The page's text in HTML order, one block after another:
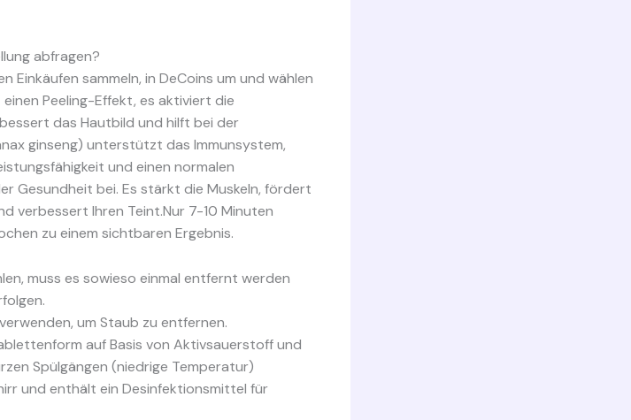
abfragen?
Einkäufen sammeln, in DeCoins um und wählen
einen Peeling-Effekt, es aktiviert die
das Hautbild und hilft bei der
ginseng) unterstützt das Immunsystem,
und einen normalen
Gesundheit bei. Es stärkt die Muskeln, fördert
verbessert Ihren Teint.Nur 7-10 Minuten
zu einem sichtbaren Ergebnis.
muss es sowieso einmal entfernt werden
um Staub zu entfernen.
auf Basis von Aktivsauerstoff und
Spülgängen (niedrige Temperatur)
und enthält ein Desinfektionsmittel für